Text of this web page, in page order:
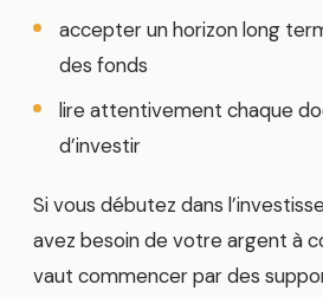
accepter un horizon long
des fonds
lire attentivement chaque
d’investir
Si vous débutez dans
avez besoin de votre argent à
vaut commencer par des